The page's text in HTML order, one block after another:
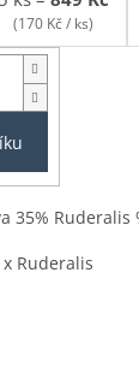
(170 Kč / ks)
35% Ruderalis
Ruderalis